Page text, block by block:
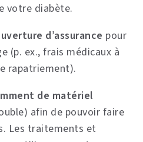
votre diabète.
d’assurance pour
(p. ex., frais médicaux à
rapatriement).
de matériel
afin de pouvoir faire
Les traitements et